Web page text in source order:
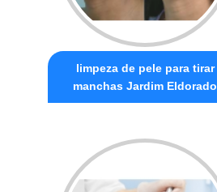
limpeza de pele para tirar
manchas Jardim Eldorado